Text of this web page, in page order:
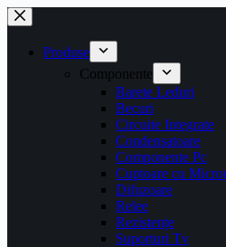
Sari
la
conținutProduse
Componente
Barete Leduri
Becuri
Circuite Integrate
Condensatoare
Componente Pc
Cuptoare cu
Difuzoare
Relee
Rezistențe
Suporturi Tv